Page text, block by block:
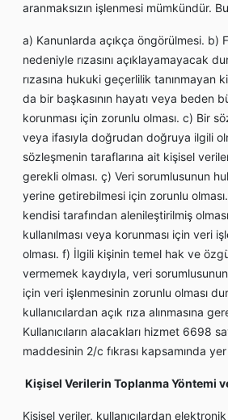
aranmaksızın işlenmesi mümkündür.
a) Kanunlarda açıkça öngörülmesi. b)
nedeniyle rızasını açıklayamayacak
rızasına hukuki geçerlilik tanınmayan
da bir başkasının hayatı veya beden
korunması için zorunlu olması. c) Bir
veya ifasıyla doğrudan doğruya ilgili
sözleşmenin taraflarına ait kişisel
gerekli olması. ç) Veri sorumlusunun
yerine getirebilmesi için zorunlu
kendisi tarafından alenileştirilmiş
kullanılması veya korunması için veri
olması. f) İlgili kişinin temel hak ve
vermemek kaydıyla, veri
için veri işlenmesinin zorunlu olması
kullanıcılardan açık rıza alınmasına
Kullanıcıların alacakları hizmet 6698
maddesinin 2/c fıkrası kapsamında
Kişisel Verilerin Toplanma Yöntemi
Kişisel veriler, kullanıcılardan